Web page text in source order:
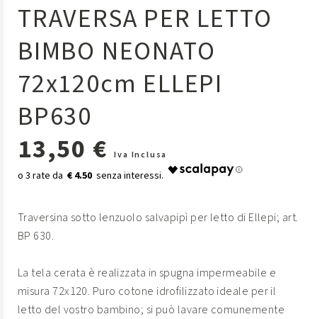
TRAVERSA PER LETTO
BIMBO NEONATO
72x120cm ELLEPI
BP630
13,50 €
Iva Inclusa
€ 4.50
Traversina sotto lenzuolo salvapipì per letto di Ellepi; art.
BP 630.
La tela cerata è realizzata in spugna impermeabile e
misura 72x120. Puro cotone idrofilizzato ideale per il
letto del vostro bambino; si può lavare comunemente